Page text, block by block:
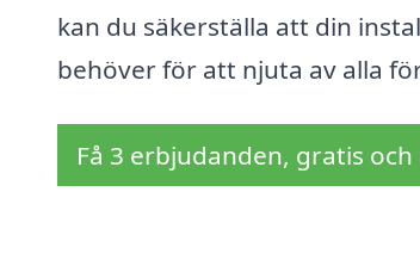
kan du säkerställa att din
behöver för att njuta av alla
Få 3 erbjudanden, gratis